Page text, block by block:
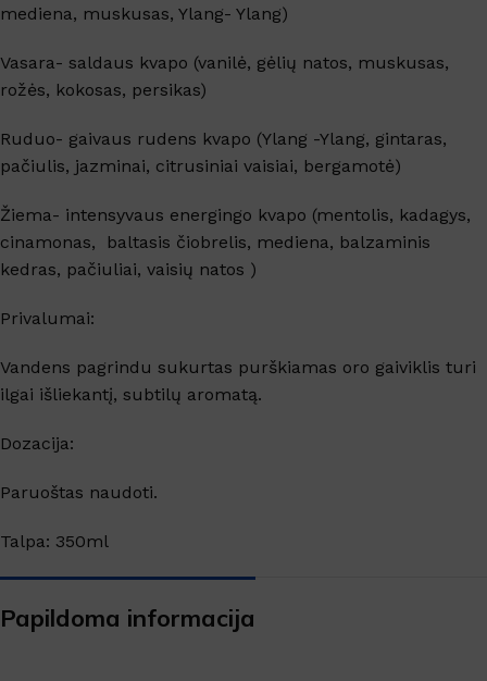
mediena, muskusas, Ylang- Ylang)
Vasara- saldaus kvapo (vanilė, gėlių natos, muskusas,
rožės, kokosas, persikas)
Ruduo- gaivaus rudens kvapo (Ylang -Ylang, gintaras,
pačiulis, jazminai, citrusiniai vaisiai, bergamotė)
Žiema- intensyvaus energingo kvapo (mentolis, kadagys,
cinamonas, baltasis čiobrelis, mediena, balzaminis
kedras, pačiuliai, vaisių natos )
Privalumai:
Vandens pagrindu sukurtas purškiamas oro gaiviklis turi
ilgai išliekantį, subtilų aromatą.
Dozacija:
Paruoštas naudoti.
Talpa: 350ml
Papildoma informacija